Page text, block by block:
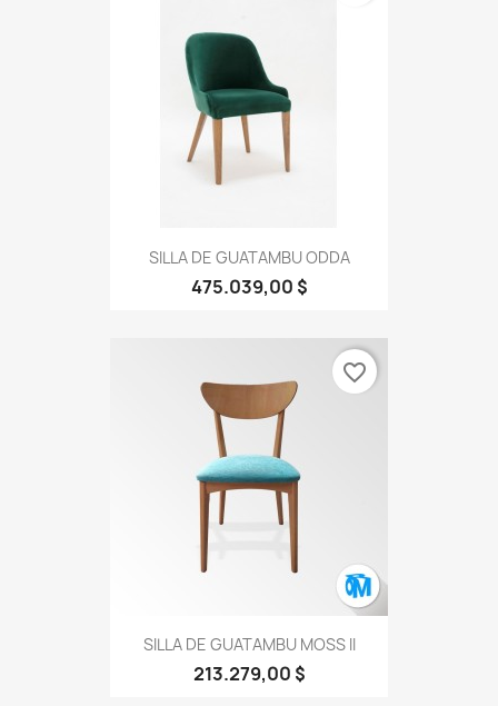
SILLA DE GUATAMBU ODDA
475.039,00 $
SILLA DE GUATAMBU MOSS II
213.279,00 $
favorite_border